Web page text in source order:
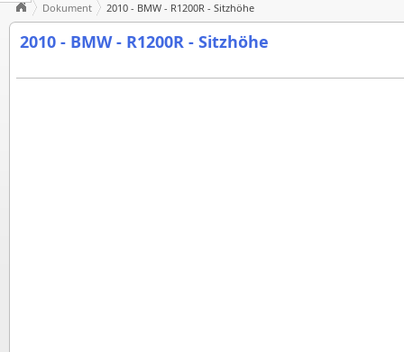
Dokument 2010 - BMW - R1200R - Sitzhöhe
2010 - BMW - R1200R - Sitzhöhe